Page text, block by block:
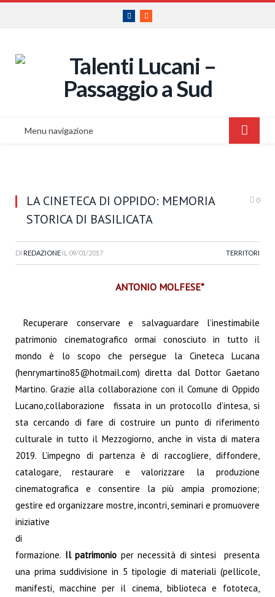
Facebook
RSS
Menu navigazione
LA CINETECA DI OPPIDO: MEMORIA
STORICA DI BASILICATA
0
DI REDAZIONE IL 09/01/2017 TERRITORI
ANTONIO MOLFESE*
Recuperare conservare e salvaguardare l’inestimabile
patrimonio cinematografico ormai conosciuto in tutto il
mondo è lo scopo che persegue la Cineteca Lucana
(henrymartino85@hotmail.com) diretta dal Dottor Gaetano
Martino. Grazie alla collaborazione con il Comune di Oppido
Lucano,collaborazione fissata in un protocollo d’intesa, si
sta cercando di fare di costruire un punto di riferimento
culturale in tutto il Mezzogiorno, anche in vista di matera
2019. L’impegno di partenza è di raccogliere, diffondere,
catalogare, restaurare e valorizzare la produzione
cinematografica e consentire la più ampia promozione;
gestire ed organizzare mostre,incontri, seminari e promuovere
iniziative
di
formazione. Il patrimonio per necessità di sintesi presenta
una prima suddivisione in 5 tipologie di materiali (pellicole,
manifesti, macchine per il cinema, biblioteca e fototeca,